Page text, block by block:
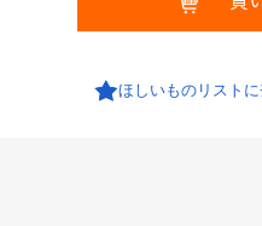
ほしいものリスト